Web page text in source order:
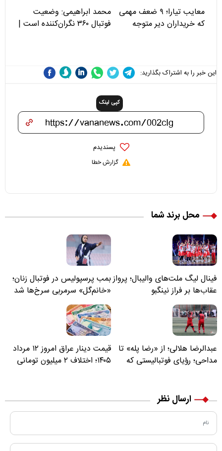
معایب تیارا؛ ۹ ضعف مهمی
که خریداران دیر متوجه
محمد ابراهیمی: وضعیت
فوتبال ۳۶۰ نگران‌کننده است |
این خبر را به اشتراک بگذارید:
کپی لینک
پسندیدم
گزارش خطا
محل برند شما
فینال لیگ ملت‌های والیبال؛ پرواز
عقاب‌ها بر فراز نینگبو
بمب پرسپولیس در فوتبال زنان؛
«خانم‌گل» سرمربی سرخ‌ها شد
عبدالرضا هلالی؛ از «رضا پله» تا
مداحی؛ رؤیای فوتبالیستی که
قیمت دینار عراق امروز ۱۲ مرداد
۱۴۰۵؛ اختلاف ۲ میلیون تومانی
ارسال نظر